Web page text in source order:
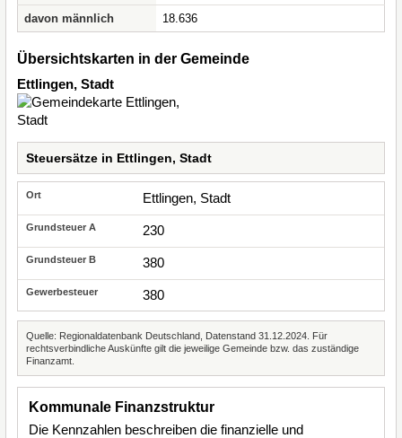
davon männlich
18.636
Übersichtskarten in der Gemeinde
Ettlingen, Stadt
Steuersätze in Ettlingen, Stadt
Ettlingen, Stadt
230
380
380
Quelle: Regionaldatenbank Deutschland, Datenstand 31.12.2024. Für
rechtsverbindliche Auskünfte gilt die jeweilige Gemeinde bzw. das zuständige
Finanzamt.
Kommunale Finanzstruktur
Die Kennzahlen beschreiben die finanzielle und